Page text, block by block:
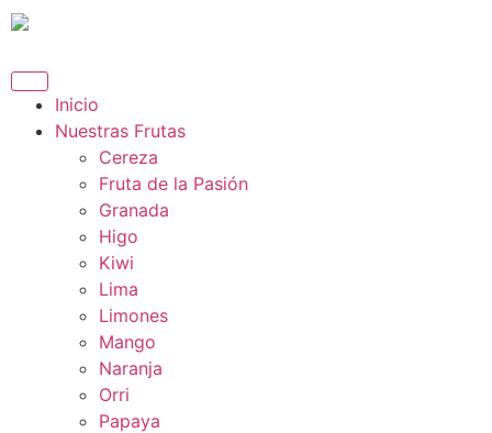
content
Inicio
Nuestras Frutas​
Cereza​
Fruta de la Pasión
Granada
Higo​
Kiwi
Lima
Limones​
Mango
Naranja
Orri
Papaya